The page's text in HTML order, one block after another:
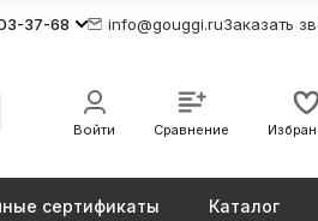
37-68 info@gouggi.ruЗаказать
Войти Сравнение
сертификаты Каталог